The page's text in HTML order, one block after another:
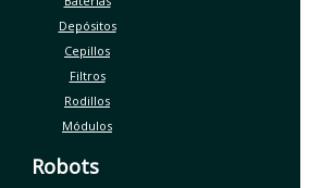
Depósitos
Cepillos
Filtros
Rodillos
Módulos
Robots